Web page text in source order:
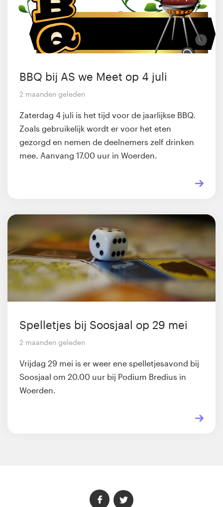
BBQ bij AS we Meet op 4 juli
2 maanden geleden
Zaterdag 4 juli is het tijd voor de jaarlijkse BBQ.
Zoals gebruikelijk wordt er voor het eten
gezorgd en nemen de deelnemers zelf drinken
mee. Aanvang 17.00 uur in Woerden.
Spelletjes bij Soosjaal op 29 mei
2 maanden geleden
Vrijdag 29 mei is er weer ene spelletjesavond bij
Soosjaal om 20.00 uur bij Podium Bredius in
Woerden.